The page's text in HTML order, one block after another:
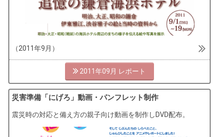
（2011年9月）
2011年09月
災害準備「にげろ」動画・パンフレット制作
震災時の対応と備え方の親子向け動画を制作しDVD配布。